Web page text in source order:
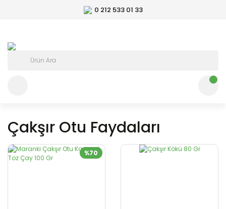
0 212 533 01 33
Çakşır Otu Faydaları
%70